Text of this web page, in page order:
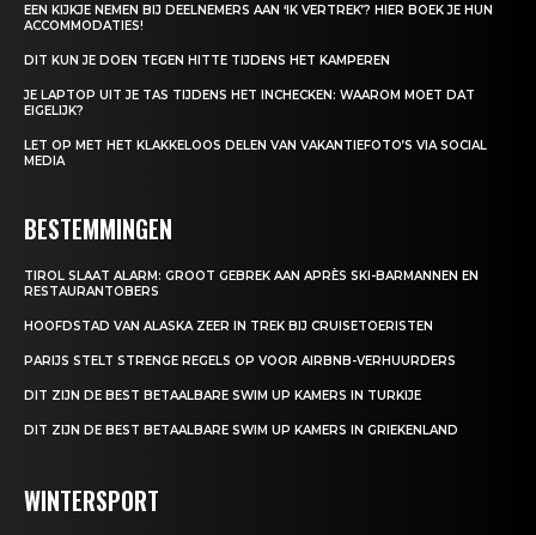
EEN KIJKJE NEMEN BIJ DEELNEMERS AAN ‘IK VERTREK’? HIER BOEK JE HUN
ACCOMMODATIES!
DIT KUN JE DOEN TEGEN HITTE TIJDENS HET KAMPEREN
JE LAPTOP UIT JE TAS TIJDENS HET INCHECKEN: WAAROM MOET DAT
EIGELIJK?
LET OP MET HET KLAKKELOOS DELEN VAN VAKANTIEFOTO’S VIA SOCIAL
MEDIA
BESTEMMINGEN
TIROL SLAAT ALARM: GROOT GEBREK AAN APRÈS SKI-BARMANNEN EN
RESTAURANTOBERS
HOOFDSTAD VAN ALASKA ZEER IN TREK BIJ CRUISETOERISTEN
PARIJS STELT STRENGE REGELS OP VOOR AIRBNB-VERHUURDERS
DIT ZIJN DE BEST BETAALBARE SWIM UP KAMERS IN TURKIJE
DIT ZIJN DE BEST BETAALBARE SWIM UP KAMERS IN GRIEKENLAND
WINTERSPORT